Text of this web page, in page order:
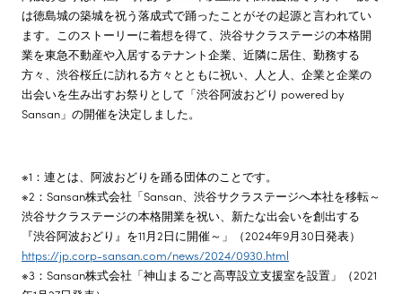
は徳島城の築城を祝う落成式で踊ったことがその起源と言われてい
ます。このストーリーに着想を得て、渋谷サクラステージの本格開
業を東急不動産や入居するテナント企業、近隣に居住、勤務する
方々、渋谷桜丘に訪れる方々とともに祝い、人と人、企業と企業の
出会いを生み出すお祭りとして「渋谷阿波おどり powered by
Sansan」の開催を決定しました。
※1：連とは、阿波おどりを踊る団体のことです。
※2：Sansan株式会社「Sansan、渋谷サクラステージへ本社を移転～
渋谷サクラステージの本格開業を祝い、新たな出会いを創出する
『渋谷阿波おどり』を11月2日に開催～」（2024年9月30日発表）
https://jp.corp-sansan.com/news/2024/0930.html
※3：Sansan株式会社「神山まるごと高専設立支援室を設置」（2021